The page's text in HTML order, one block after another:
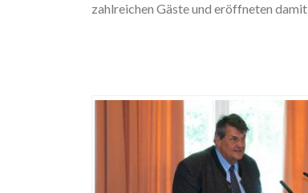
zahlreichen Gäste und eröffneten